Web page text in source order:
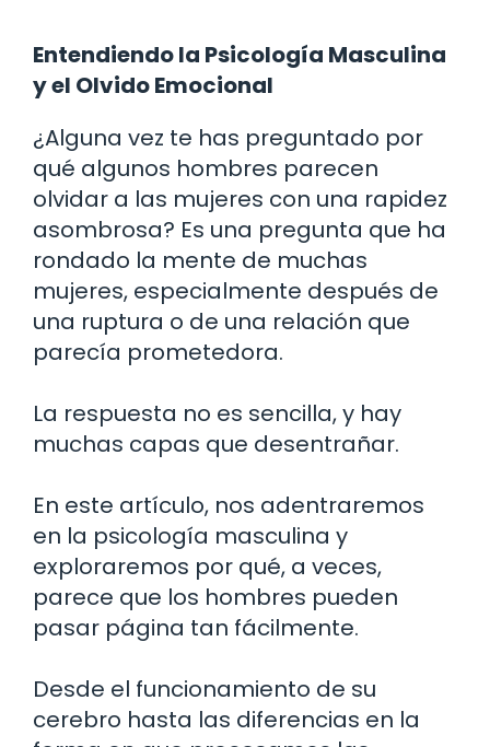
Entendiendo la Psicología Masculina
y el Olvido Emocional
¿Alguna vez te has preguntado por
qué algunos hombres parecen
olvidar a las mujeres con una rapidez
asombrosa? Es una pregunta que ha
rondado la mente de muchas
mujeres, especialmente después de
una ruptura o de una relación que
parecía prometedora.
La respuesta no es sencilla, y hay
muchas capas que desentrañar.
En este artículo, nos adentraremos
en la psicología masculina y
exploraremos por qué, a veces,
parece que los hombres pueden
pasar página tan fácilmente.
Desde el funcionamiento de su
cerebro hasta las diferencias en la